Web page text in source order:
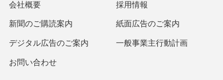
会社概要 採用情報
新聞のご購読案内 紙面広告のご案内
デジタル広告のご案内 一般事業主行動計画
お問い合わせ